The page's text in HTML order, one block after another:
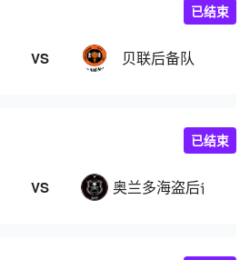
VS 贝联后备队
已结束
VS 奥兰多海盗后备队
已结束